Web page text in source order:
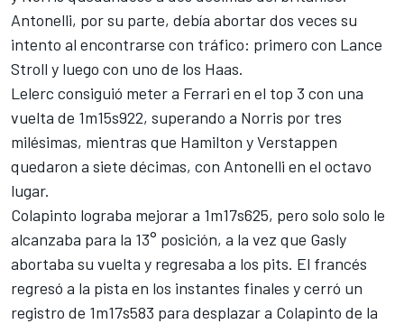
Antonelli, por su parte, debía abortar dos veces su
intento al encontrarse con tráfico: primero con Lance
Stroll y luego con uno de los Haas.
Lelerc consiguió meter a Ferrari en el top 3 con una
vuelta de 1m15s922, superando a Norris por tres
milésimas, mientras que Hamilton y Verstappen
quedaron a siete décimas, con Antonelli en el octavo
lugar.
Colapinto lograba mejorar a 1m17s625, pero solo solo le
alcanzaba para la 13° posición, a la vez que Gasly
abortaba su vuelta y regresaba a los pits. El francés
regresó a la pista en los instantes finales y cerró un
registro de 1m17s583 para desplazar a Colapinto de la